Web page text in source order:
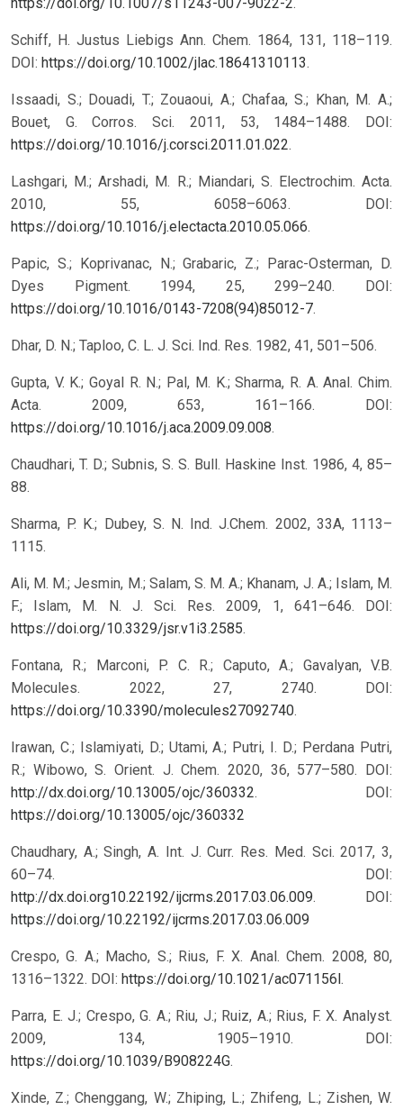
Schiff, H. Justus Liebigs Ann. Chem. 1864, 131, 118–119.
DOI: https://doi.org/10.1002/jlac.18641310113.
Issaadi, S.; Douadi, T.; Zouaoui, A.; Chafaa, S.; Khan, M. A.;
Bouet, G. Corros. Sci. 2011, 53, 1484–1488. DOI:
https://doi.org/10.1016/j.corsci.2011.01.022.
Lashgari, M.; Arshadi, M. R.; Miandari, S. Electrochim. Acta.
2010, 55, 6058–6063. DOI:
https://doi.org/10.1016/j.electacta.2010.05.066.
Papic, S.; Koprivanac, N.; Grabaric, Z.; Parac-Osterman, D.
Dyes Pigment. 1994, 25, 299–240. DOI:
https://doi.org/10.1016/0143-7208(94)85012-7.
Dhar, D. N.; Taploo, C. L. J. Sci. Ind. Res. 1982, 41, 501–506.
Gupta, V. K.; Goyal R. N.; Pal, M. K.; Sharma, R. A. Anal. Chim.
Acta. 2009, 653, 161–166. DOI:
https://doi.org/10.1016/j.aca.2009.09.008.
Chaudhari, T. D.; Subnis, S. S. Bull. Haskine Inst. 1986, 4, 85–
88.
Sharma, P. K.; Dubey, S. N. Ind. J.Chem. 2002, 33A, 1113–
1115.
Ali, M. M.; Jesmin, M.; Salam, S. M. A.; Khanam, J. A.; Islam, M.
F.; Islam, M. N. J. Sci. Res. 2009, 1, 641–646. DOI:
https://doi.org/10.3329/jsr.v1i3.2585.
Fontana, R.; Marconi, P. C. R.; Caputo, A.; Gavalyan, V.B.
Molecules. 2022, 27, 2740. DOI:
https://doi.org/10.3390/molecules27092740.
Irawan, C.; Islamiyati, D.; Utami, A.; Putri, I. D.; Perdana Putri,
R.; Wibowo, S. Orient. J. Chem. 2020, 36, 577–580. DOI:
http://dx.doi.org/10.13005/ojc/360332. DOI:
https://doi.org/10.13005/ojc/360332
Chaudhary, A.; Singh, A. Int. J. Curr. Res. Med. Sci. 2017, 3,
60–74. DOI:
http://dx.doi.org10.22192/ijcrms.2017.03.06.009. DOI:
https://doi.org/10.22192/ijcrms.2017.03.06.009
Crespo, G. A.; Macho, S.; Rius, F. X. Anal. Chem. 2008, 80,
1316–1322. DOI: https://doi.org/10.1021/ac071156l.
Parra, E. J.; Crespo, G. A.; Riu, J.; Ruiz, A.; Rius, F. X. Analyst.
2009, 134, 1905–1910. DOI:
https://doi.org/10.1039/B908224G.
Xinde, Z.; Chenggang, W.; Zhiping, L.; Zhifeng, L.; Zishen, W.